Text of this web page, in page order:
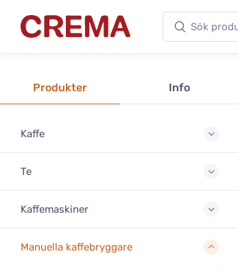
Crema Sök produkter
Produkter Info
Kaffe
Te
Kaffemaskiner
Manuella kaffebryggare